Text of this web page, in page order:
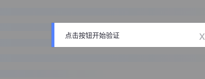
点击按钮开始验证 x